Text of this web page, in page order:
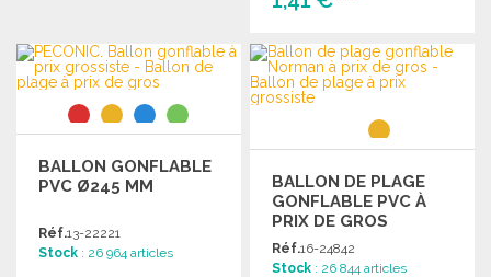
COMMANDER
Demander un devis
BALLON GONFLABLE
PVC Ø245 MM
Réf.13-22221
Stock : 26 964 articles
BALLON DE PLAGE
GONFLABLE PVC À
PRIX DE GROS
Réf.16-24842
Stock : 26 844 articles